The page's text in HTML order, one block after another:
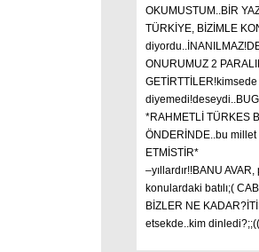
OKUMUSTUM..BİR
TÜRKİYE, BİZİMLE
ONURUMUZ 2
*RAHMETLİ TÜRKES
ÖNDERİNDE..bu
ETMİSTİR*
–yıllardır!!BANU
konulardaki batılı;(
BİZLER NE
etsekde..kim